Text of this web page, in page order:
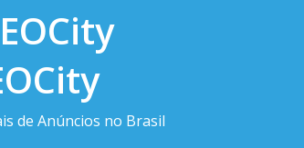
de Anúncios no Brasil